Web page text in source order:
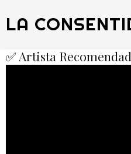
LA
✅ Artista